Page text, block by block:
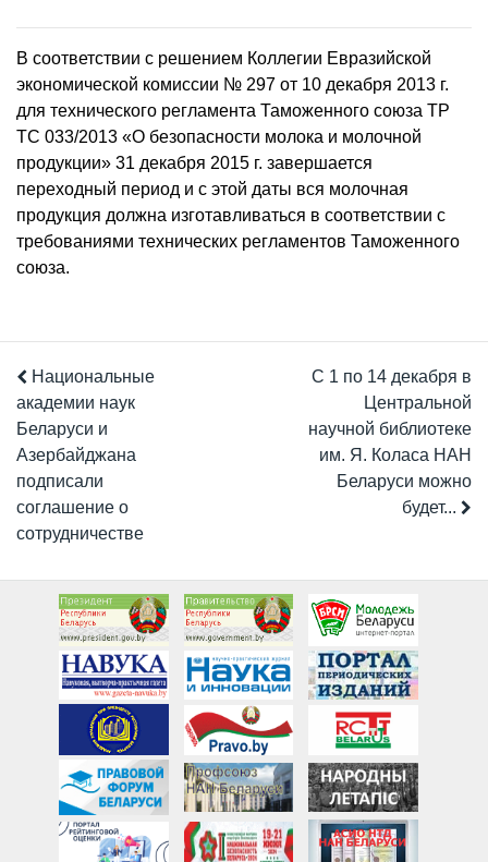
В соответствии с решением Коллегии Евразийской
экономической комиссии № 297 от 10 декабря 2013 г.
для технического регламента Таможенного союза ТР
ТС 033/2013 «О безопасности молока и молочной
продукции» 31 декабря 2015 г. завершается
переходный период и с этой даты вся молочная
продукция должна изготавливаться в соответствии с
требованиями технических регламентов Таможенного
союза.
Национальные
академии наук
Беларуси и
Азербайджана
подписали
соглашение о
сотрудничестве
С 1 по 14 декабря в
Центральной
научной библиотеке
им. Я. Коласа НАН
Беларуси можно
будет...